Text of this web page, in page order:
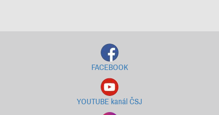
FACEBOOK
YOUTUBE kanál ČSJ